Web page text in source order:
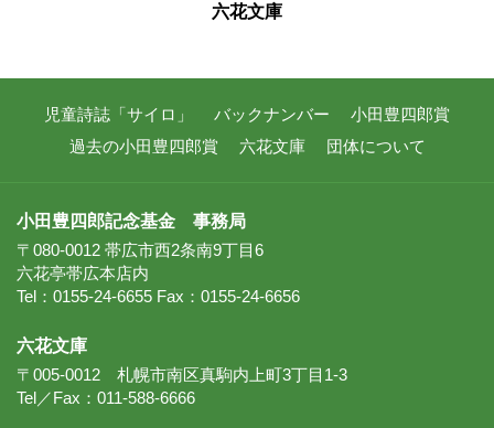
六花文庫
児童詩誌「サイロ」 バックナンバー
小田豊四郎賞
過去の小田豊四郎賞
六花文庫 団体について
小田豊四郎記念基金 事務局
〒080-0012 帯広市西2条南9丁目6
六花亭帯広本店内
Tel：0155-24-6655 Fax：0155-24-6656
六花文庫
〒005-0012 札幌市南区真駒内上町3丁目1-3
Tel／Fax：011-588-6666